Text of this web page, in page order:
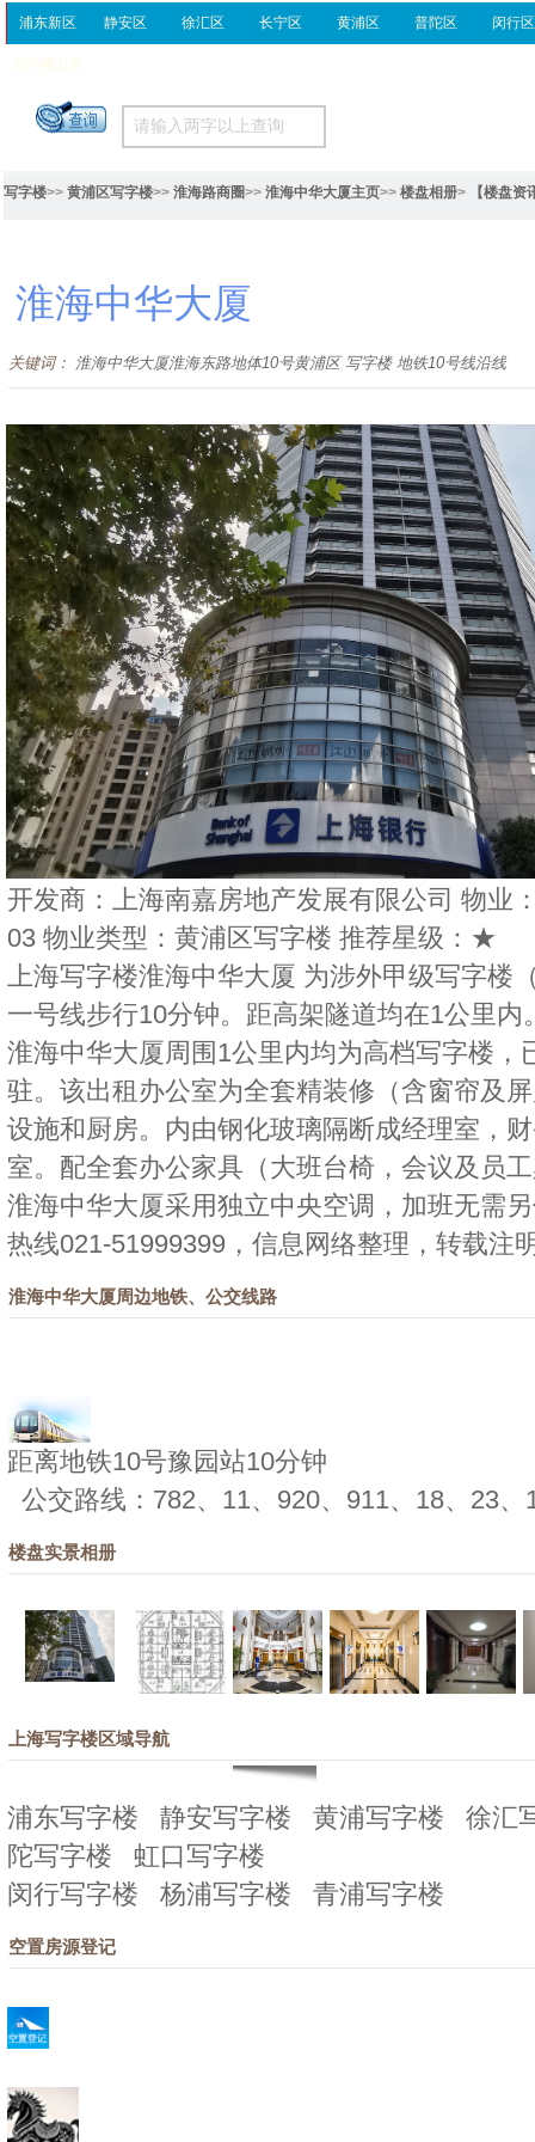
浦东新区 静安区 徐汇区 长宁区 黄浦区 普陀区 闵行区
写字楼出售
写字楼>> 黄浦区写字楼>> 淮海路商圈>> 淮海中华大厦主页>> 楼盘相册> 【楼盘资
淮海中华大厦
关键词： 淮海中华大厦淮海东路地体10号黄浦区 写字楼 地铁10号线沿线
开发商：上海南嘉房地产发展有限公司 物业
03 物业类型：黄浦区写字楼 推荐星级：★
上海写字楼淮海中华大厦 为涉外甲级写字楼
一号线步行10分钟。距高架隧道均在1公里
淮海中华大厦周围1公里内均为高档写字楼，
驻。该出租办公室为全套精装修（含窗帘及
设施和厨房。内由钢化玻璃隔断成经理室，
室。配全套办公家具（大班台椅，会议及员
淮海中华大厦采用独立中央空调，加班无需
热线021-51999399，信息网络整理，转载注
淮海中华大厦周边地铁、公交线路
距离地铁10号豫园站10分钟
公交路线：782、11、920、911、18、23
楼盘实景相册
上海写字楼区域导航
浦东写字楼 静安写字楼 黄浦写字楼
徐汇
陀写字楼
虹口写字楼
闵行写字楼
杨浦写字楼 青浦写字楼
空置房源登记